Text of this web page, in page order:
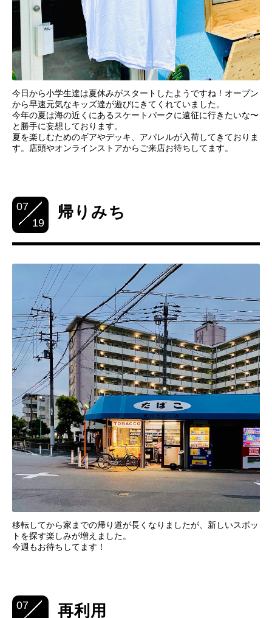
今日から小学生達は夏休みがスタートしたようですね！オープン
から早速元気なキッズ達が遊びにきてくれていました。
今年の夏は海の近くにあるスケートパークに遠征に行きたいな〜
と勝手に妄想しております。
夏を楽しむためのギアやデッキ、アパレルが入荷してきておりま
す。店頭やオンラインストアからご来店お待ちしてます。
07
19
帰りみち
移転してから家までの帰り道が長くなりましたが、新しいスポッ
トを探す楽しみが増えました。
今週もお待ちしてます！
07
再利用